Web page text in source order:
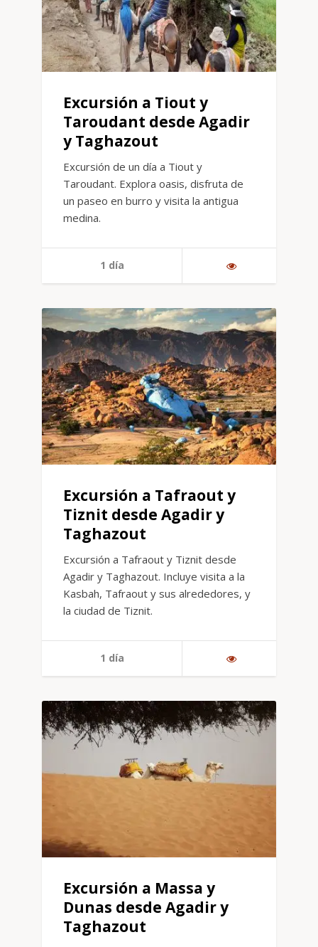
Excursión a Tiout y
Taroudant desde Agadir
y Taghazout
Excursión de un día a Tiout y
Taroudant. Explora oasis, disfruta de
un paseo en burro y visita la antigua
medina.
1 día
Excursión a Tafraout y
Tiznit desde Agadir y
Taghazout
Excursión a Tafraout y Tiznit desde
Agadir y Taghazout. Incluye visita a la
Kasbah, Tafraout y sus alrededores, y
la ciudad de Tiznit.
1 día
Excursión a Massa y
Dunas desde Agadir y
Taghazout